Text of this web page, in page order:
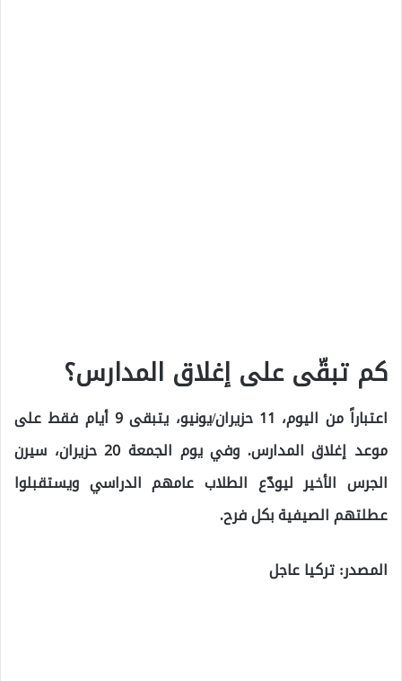
كم تبقّى على إغلاق المدارس؟
اعتباراً من اليوم، 11 حزيران/يونيو، يتبقى 9 أيام فقط على
موعد إغلاق المدارس. وفي يوم الجمعة 20 حزيران، سيرن
الجرس الأخير ليودّع الطلاب عامهم الدراسي ويستقبلوا
عطلتهم الصيفية بكل فرح.
المصدر: تركيا عاجل